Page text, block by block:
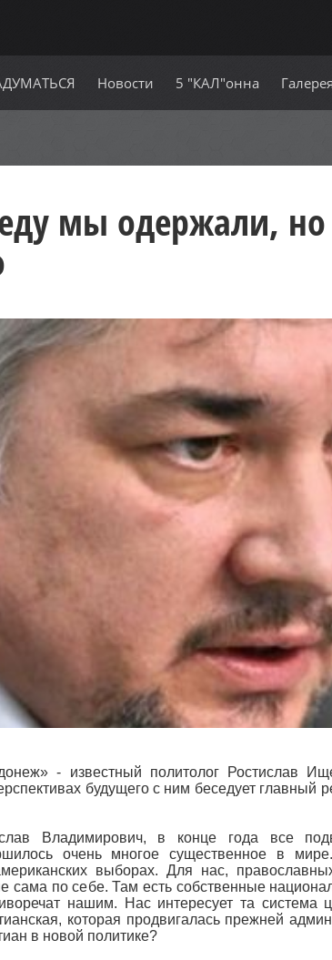
Новости 5 "КАЛ"онна Галерея
мы одержали,
- известный политолог Ростислав
будущего с ним беседует главный
Владимирович, в конце года все
очень многое существенное в
выборах. Для нас,
сама по себе. Там есть собственные
нашим. Нас интересует та система
которая продвигалась прежней
в новой политике?
На
"Вывоз наших школьников в
США осуществлялся втайне
от российских властей"